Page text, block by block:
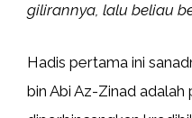
gilirannya, lalu beliau
Hadis pertama ini
bin Abi Az-Zinad adalah